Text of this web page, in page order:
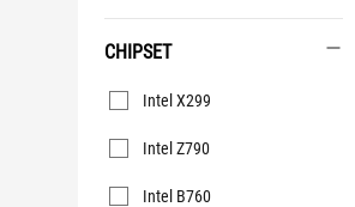
CHIPSET
Chipset
Intel X299
Intel Z790
Intel B760